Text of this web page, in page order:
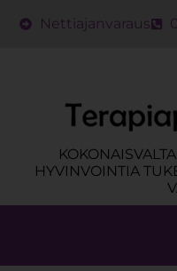
Nettiajanvaraus
HYVINVOINTIA